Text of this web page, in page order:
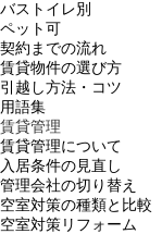
バストイレ別
ペット可
契約までの流れ
賃貸物件の選び方
引越し方法・コツ
用語集
賃貸管理
賃貸管理について
入居条件の見直し
管理会社の切り替え
空室対策の種類と比較
空室対策リフォーム